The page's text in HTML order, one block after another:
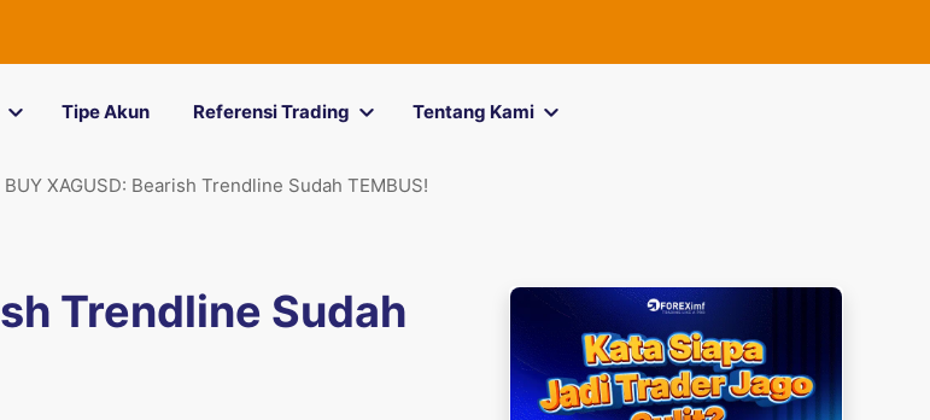
Tipe Akun Referensi Trading Tentang Kami
XAGUSD: Bearish Trendline Sudah TEMBUS!
Trendline Sudah